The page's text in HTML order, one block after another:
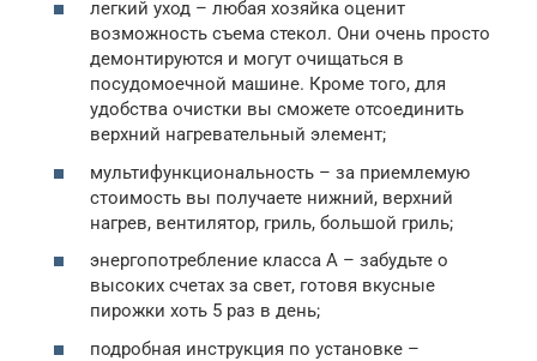
легкий уход – любая хозяйка оценит
возможность съема стекол. Они очень просто
демонтируются и могут очищаться в
посудомоечной машине. Кроме того, для
удобства очистки вы сможете отсоединить
верхний нагревательный элемент;
мультифункциональность – за приемлемую
стоимость вы получаете нижний, верхний
нагрев, вентилятор, гриль, большой гриль;
энергопотребление класса А – забудьте о
высоких счетах за свет, готовя вкусные
пирожки хоть 5 раз в день;
подробная инструкция по установке –